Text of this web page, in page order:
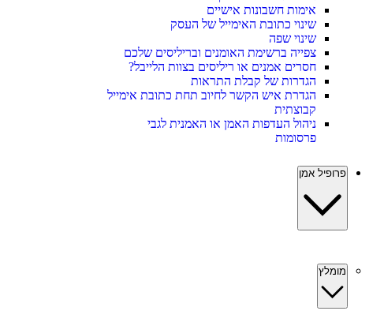
אימות חשבונות אישיים
שינוי כתובת האימייל של העסק
שינוי שפה
צפייה ברשימת האומנים ובריליסים שלכם
חסרים אמנים או ריליסים בצוות הלייבל?
הגדרות של קבלת התראות
הגדרת איש הקשר לחיוב תחת כתובת אימייל
קבוצתית
ניהול העדפות האמן או האמנית לגבי
פרסומות
פרופיל אמן
מומלץ